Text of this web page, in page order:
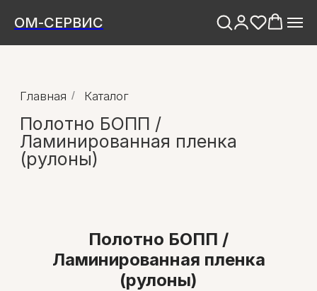
ОМ-СЕРВИС
Полотно БОПП /
Ламинированная пленка
(рулоны)
Полотно БОПП /
Ламинированная пленка
(рулоны)